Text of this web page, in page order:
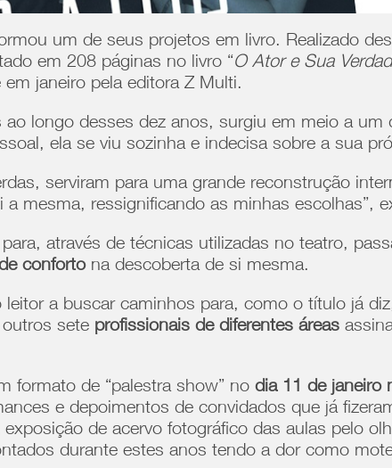
um de seus projetos em livro. Realizado
em 208 páginas no livro “O Ator e Sua
janeiro pela editora Z Multi.
longo desses dez anos, surgiu em meio a um
ela se viu sozinha e indecisa sobre a sua
serviram para uma grande reconstrução
mesma, ressignificando as minhas escolhas”,
através de técnicas utilizadas no teatro,
confortona descoberta de si mesma.
a buscar caminhos para, como o título já
sete profissionais de diferentes áreas
formato de “palestra show” no dia 11 de janeiro
e depoimentos de convidados que já
exposição de acervo fotográfico das aulas pelo
durante estes anos tendo a dor como